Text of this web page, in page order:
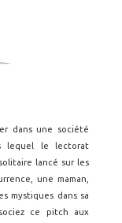
dans une société
lequel le lectorat
lancé sur les
une maman,
mystiques dans sa
ce pitch aux